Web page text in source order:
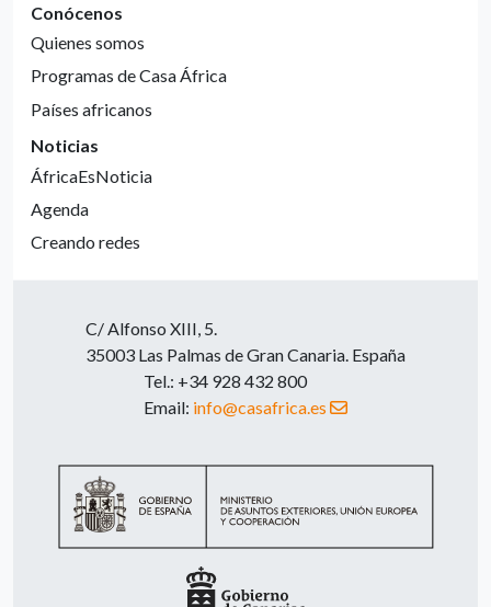
Conócenos
Quienes somos
Programas de Casa África
Países africanos
Noticias
ÁfricaEsNoticia
Agenda
Creando redes
C/ Alfonso XIII, 5.
35003 Las Palmas de Gran Canaria. España
Tel.: +34 928 432 800
Email: info@casafrica.es